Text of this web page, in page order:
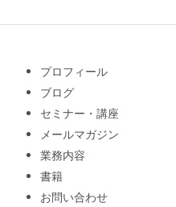
プロフィール
ブログ
セミナー・講座
メールマガジン
業務内容
書籍
お問い合わせ